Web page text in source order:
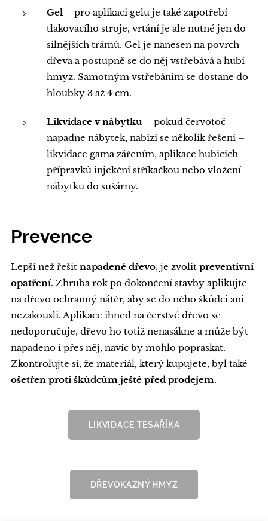
Gel – pro aplikaci gelu je také zapotřebí
tlakovacího stroje, vrtání je ale nutné jen do
silnějších trámů. Gel je nanesen na povrch
dřeva a postupně se do něj vstřebává a hubí
hmyz. Samotným vstřebáním se dostane do
hloubky 3 až 4 cm.
Likvidace v nábytku – pokud červotoč
napadne nábytek, nabízí se několik řešení –
likvidace gama zářením, aplikace hubicích
přípravků injekční stříkačkou nebo vložení
nábytku do sušárny.
Prevence
Lepší než řešit napadené dřevo, je zvolit preventivní
opatření. Zhruba rok po dokončení stavby aplikujte
na dřevo ochranný nátěr, aby se do něho škůdci ani
nezakousli. Aplikace ihned na čerstvé dřevo se
nedoporučuje, dřevo ho totiž nenasákne a může být
napadeno i přes něj, navíc by mohlo popraskat.
Zkontrolujte si, že materiál, který kupujete, byl také
ošetřen proti škůdcům ještě před prodejem.
LIKVIDACE TESAŘÍKA
DŘEVOKAZNÝ HMYZ